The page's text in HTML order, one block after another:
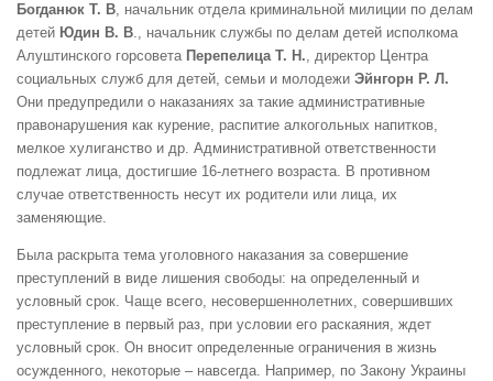
Богданюк Т. В, начальник отдела криминальной милиции по делам
детей Юдин В. В., начальник службы по делам детей исполкома
Алуштинского горсовета Перепелица Т. Н., директор Центра
социальных служб для детей, семьи и молодежи Эйнгорн Р. Л.
Они предупредили о наказаниях за такие административные
правонарушения как курение, распитие алкогольных напитков,
мелкое хулиганство и др. Административной ответственности
подлежат лица, достигшие 16-летнего возраста. В противном
случае ответственность несут их родители или лица, их
заменяющие.
Была раскрыта тема уголовного наказания за совершение
преступлений в виде лишения свободы: на определенный и
условный срок. Чаще всего, несовершеннолетних, совершивших
преступление в первый раз, при условии его раскаяния, ждет
условный срок. Он вносит определенные ограничения в жизнь
осужденного, некоторые – навсегда. Например, по Закону Украины